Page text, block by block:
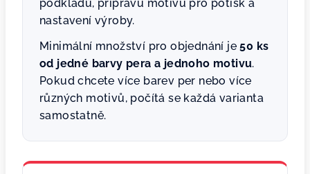
podkladů, přípravu motivu pro potisk a
nastavení výroby.
Minimální množství pro objednání je50 ks
od jedné barvy pera a jednoho motivu.
Pokud chcete více barev per nebo více
různých motivů, počítá se každá varianta
samostatně.